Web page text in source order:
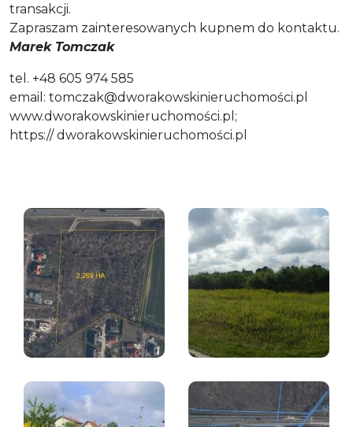
transakcji.
Zapraszam zainteresowanych kupnem do kontaktu.
Marek Tomczak
tel. +48 605 974 585
email: tomczak@dworakowskinieruchomości.pl
www.dworakowskinieruchomości.pl;
https:// dworakowskinieruchomości.pl